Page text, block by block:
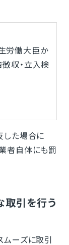
労働大臣か
収・立入検
した場合に
者自体にも罰
取引を行う
ムーズに取引